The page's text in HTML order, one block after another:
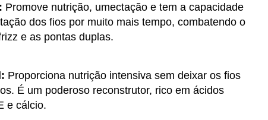
Promove nutrição, umectação e tem a capacidade
dos fios por muito mais tempo, combatendo o
e as pontas duplas.
Proporciona nutrição intensiva sem deixar os fios
É um poderoso reconstrutor, rico em ácidos
e cálcio.